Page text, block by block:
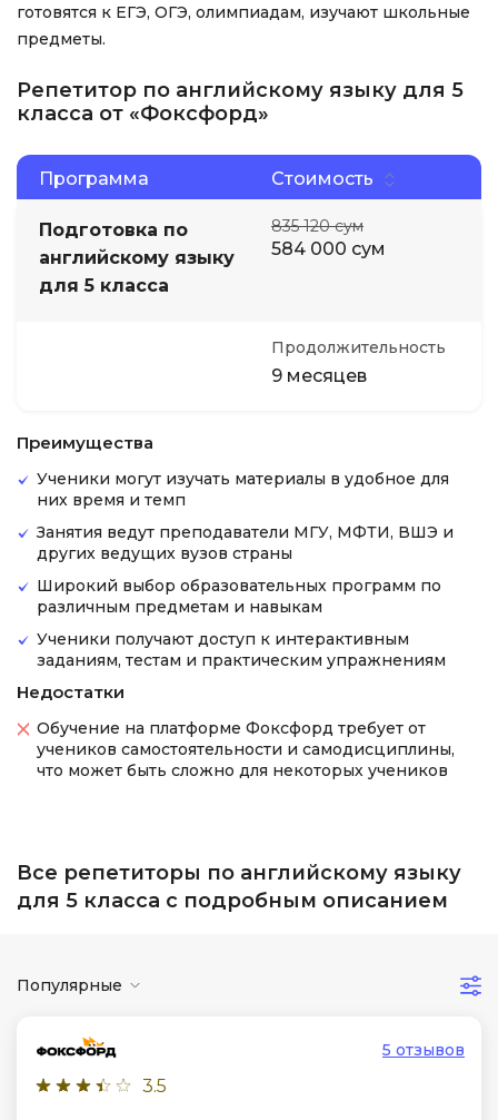
готовятся к ЕГЭ, ОГЭ, олимпиадам, изучают школьные
предметы.
Репетитор по английскому языку для 5
класса от «Фоксфорд»
Программа Стоимость
Подготовка по
английскому языку
для 5 класса
835 120 сум
584 000 сум
Продолжительность
9 месяцев
Преимущества
Ученики могут изучать материалы в удобное для
них время и темп
Занятия ведут преподаватели МГУ, МФТИ, ВШЭ и
других ведущих вузов страны
Широкий выбор образовательных программ по
различным предметам и навыкам
Ученики получают доступ к интерактивным
заданиям, тестам и практическим упражнениям
Недостатки
Обучение на платформе Фоксфорд требует от
учеников самостоятельности и самодисциплины,
что может быть сложно для некоторых учеников
Все репетиторы по английскому языку
для 5 класса с подробным описанием
Популярные
3.5
5 отзывов